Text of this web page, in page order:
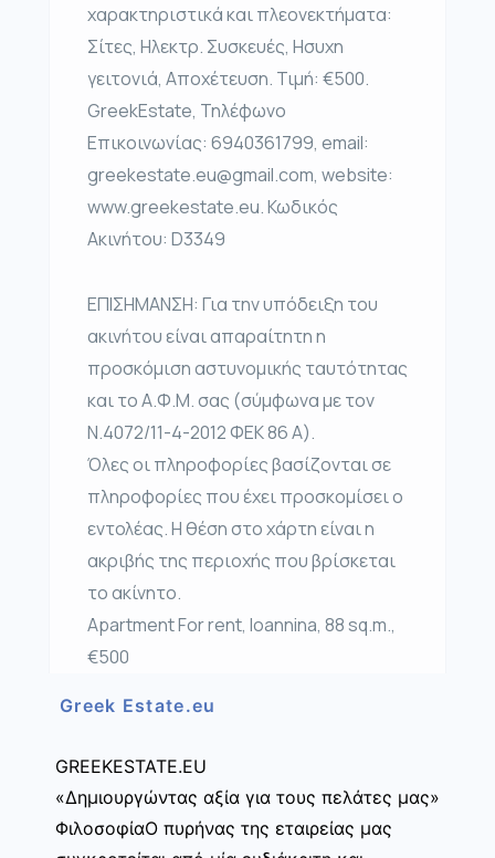
χαρακτηριστικά και πλεονεκτήματα:
Σίτες, Ηλεκτρ. Συσκευές, Ησυχη
γειτονιά, Αποχέτευση. Τιμή: €500.
GreekEstate, Τηλέφωνο
Επικοινωνίας: 6940361799, email:
greekestate.eu@gmail.com, website:
www.greekestate.eu. Κωδικός
Ακινήτου: D3349
ΕΠΙΣΗΜΑΝΣΗ: Για την υπόδειξη του
ακινήτου είναι απαραίτητη η
προσκόμιση αστυνομικής ταυτότητας
και το Α.Φ.Μ. σας (σύμφωνα με τον
Ν.4072/11-4-2012 ΦΕΚ 86 Α).
Όλες οι πληροφορίες βασίζονται σε
πληροφορίες που έχει προσκομίσει ο
εντολέας. Η θέση στο χάρτη είναι η
ακριβής της περιοχής που βρίσκεται
το ακίνητο.
Apartment For rent, Ioannina, 88 sq.m.,
€500
Greek Estate.eu
GREEKESTATE.EU
«Δημιουργώντας αξία για τους πελάτες μας»
ΦιλοσοφίαΟ πυρήνας της εταιρείας μας